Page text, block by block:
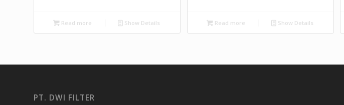
Read more Show Details Read more Show Details
PT. DWI FILTER